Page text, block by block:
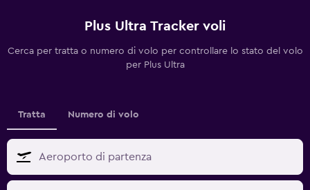
Plus Ultra Tracker voli
Cerca per tratta o numero di volo per controllare lo stato del volo
per Plus Ultra
Tratta Numero di volo